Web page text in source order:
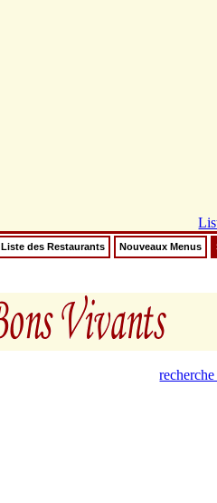
Liste des Restaurants Nouveaux Menus